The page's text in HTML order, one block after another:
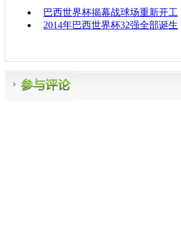
巴西世界杯揭幕战球场重新开工
2014年巴西世界杯32强全部诞生